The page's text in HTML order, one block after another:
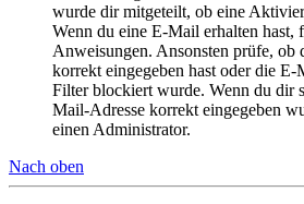
wurde dir mitgeteilt, ob eine
Wenn du eine E-Mail erhalten hast,
Anweisungen. Ansonsten prüfe, ob
korrekt eingegeben hast oder die
Filter blockiert wurde. Wenn du dir
Mail-Adresse korrekt eingegeben
einen Administrator.
Nach oben